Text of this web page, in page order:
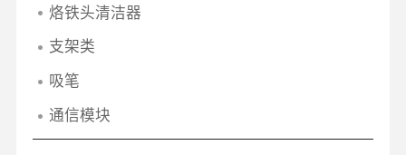
烙铁头清洁器
支架类
吸笔
通信模块